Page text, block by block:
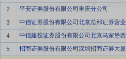
2
平安证券股份有限公司重庆分公司
3
中信证券股份有限公司北京总部证券营
4
中信建投证券股份有限公司北京马家堡
5
招商证券股份有限公司深圳招商证券大